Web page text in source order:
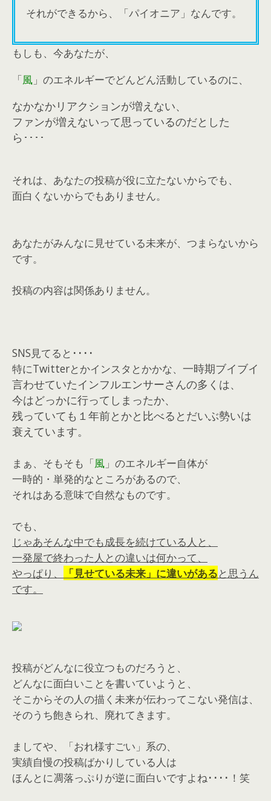
それができるから、「パイオニア」なんです。
もしも、今あなたが、
「風 」のエネルギーでどんどん活動しているのに、
なかなかリアクションが増えない、
ファンが増えないって思っているのだとした
ら････
それは、あなたの投稿が役に立たないからでも、
面白くないからでもありません。
あなたがみんなに見せている未来が、つまらないから
です。
投稿の内容は関係ありません。
SNS見てると････
特にTwitterとかインスタとかかな、 一時期ブイブイ
言わせていたインフルエンサーさんの多くは、
今はどっかに行ってしまったか、
残っていても１年前とかと比べるとだいぶ勢いは
衰えています。
まぁ、そもそも「風 」のエネルギー自体が
一時的・単発的なところがあるので、
それはある意味で自然なものです。
でも、
じゃあそんな中でも成長を続けている人と、
一発屋で終わった人との違いは何かって、
やっぱり、
「見せている未来」に違いがあると思うん
です。
投稿がどんなに役立つものだろうと、
どんなに面白いことを書いていようと、
そこからその人の描く未来が伝わってこない発信は、
そのうち飽きられ、廃れてきます。
ましてや、「おれ様すごい」系の、
実績自慢の投稿ばかりしている人は
ほんとに凋落っぷりが逆に面白いですよね････！笑